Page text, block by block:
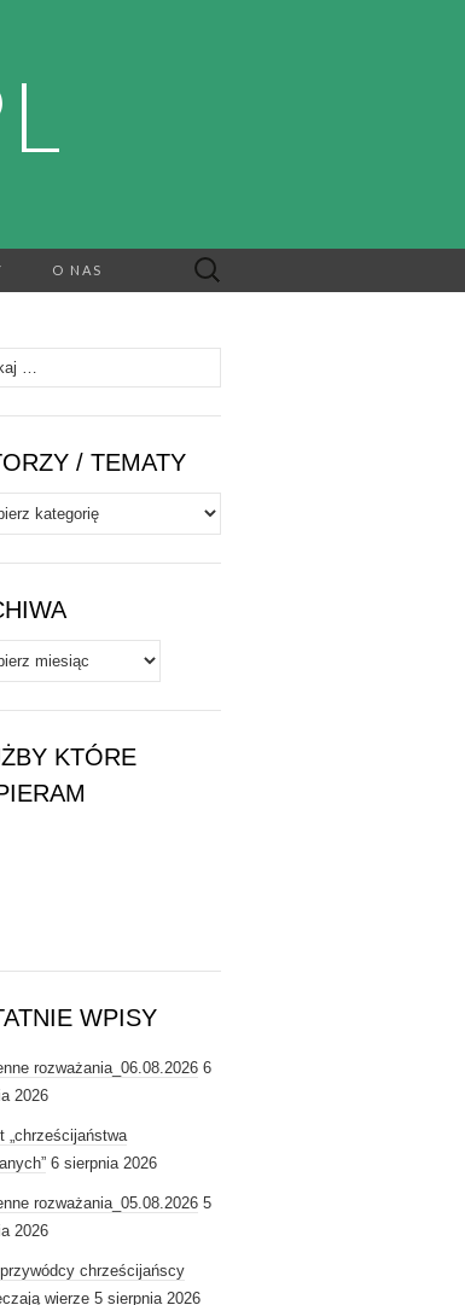
O NAS Szukaj:
/ TEMATY
KTÓRE
WPISY
rozważania_06.08.2026 6
2026
„chrześcijaństwa
6 sierpnia 2026
rozważania_05.08.2026 5
2026
chrześcijańscy
wierze 5 sierpnia 2026